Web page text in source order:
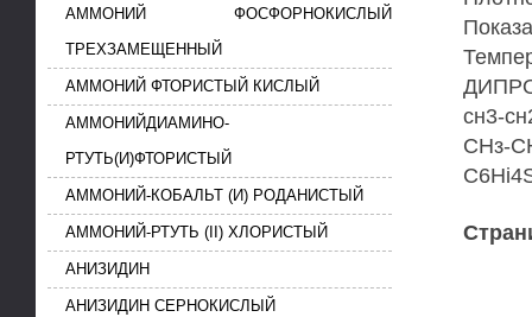
сн3-
СНз-
АММОНИЙ ФОСФОРНОКИСЛЫЙ
ТРЕХЗАМЕЩЕННЫЙ
АММОНИЙ ФТОРИСТЫЙ КИСЛЫЙ
АММОНИЙДИАМИНО-
РТУТЬ(И)ФТОРИСТЫЙ
АММОНИЙ-КОБАЛЬТ (И) РОДАНИСТЫЙ
АММОНИЙ-РТУТЬ (II) ХЛОРИСТЫЙ
АНИЗИДИН
АНИЗИДИН СЕРНОКИСЛЫЙ